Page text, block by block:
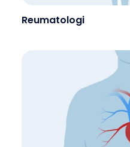
Reumatologi